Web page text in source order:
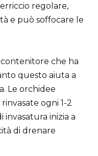
regolare,
e può soffocare le
che ha
questo aiuta a
Le orchidee
ogni 1-2
invasatura inizia a
di drenare